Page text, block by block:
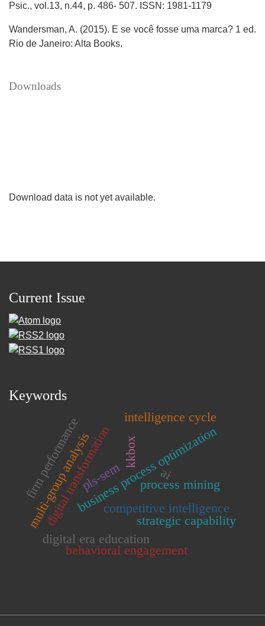
Psic., vol.13, n.44, p. 486- 507. ISSN: 1981-1179
Wandersman, A. (2015). E se você fosse uma marca? 1 ed.
Rio de Janeiro: Alta Books.
Downloads
Download data is not yet available.
Current Issue
Keywords
digital transformation
business process optimization
pls-sem
multi-group analysis process mining
competitive intelligence
strategic capability
firm performance
digital era education
intelligence cycle
behavioral engagement
kkbox
ai